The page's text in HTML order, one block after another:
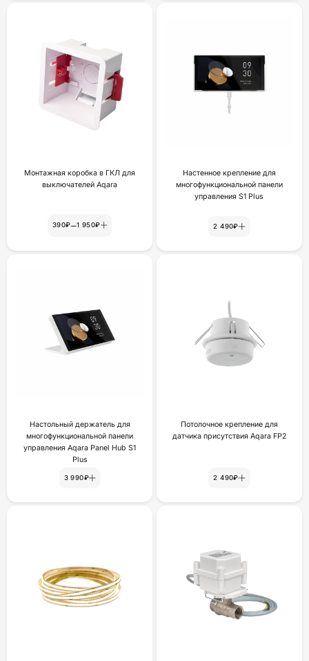
Монтажная коробка в ГКЛ для
выключателей Aqara
390₽–1 950₽
Настенное крепление для
многофункциональной панели
yпpaвлeния S1 Plus
2 490₽
Настольный держатель для
многофункциональной панели
управления Aqara Panel Hub S1
Plus
3 990₽
Потолочное крепление для
датчика присутствия Aqara FP2
2 490₽